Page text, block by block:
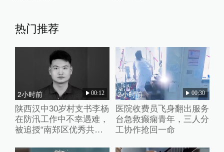
热门推荐
2小时前 00:12
陕西汉中30岁村支书李杨
在防汛工作中不幸遇难，
被追授“南郑区优秀共产
2小时前 00:30
医院收费员飞身翻出服务
台急救癫痫青年，三人分
工协作抢回一命